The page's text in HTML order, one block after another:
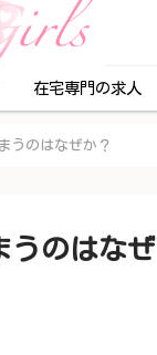
在宅専門の求人
うのはなぜか？
うのはなぜ